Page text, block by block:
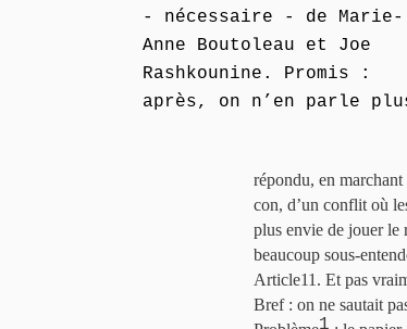
- nécessaire - de Marie-
Anne Boutoleau et Joe
Rashkounine. Promis :
après, on n’en parle
répondu, en
con, d’un conflit où
plus envie de jouer le
beaucoup sous-
Article11. Et pas
Bref : on ne sautait
1